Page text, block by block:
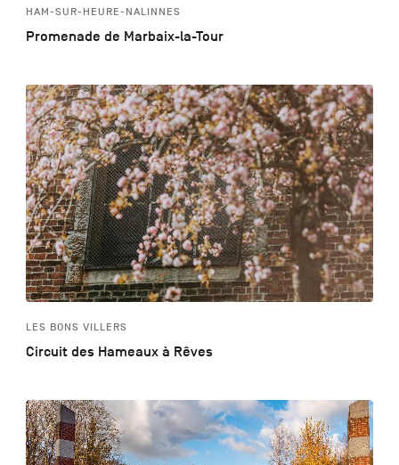
HAM-SUR-HEURE-NALINNES
Promenade de Marbaix-la-Tour
LES BONS VILLERS
Circuit des Hameaux à Rêves